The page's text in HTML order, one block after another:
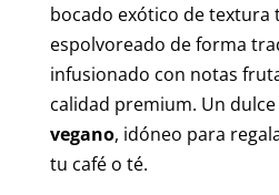
bocado exótico de textura
espolvoreado de forma
infusionado con notas
calidad premium. Un
vegano, idóneo para
tu café o té.